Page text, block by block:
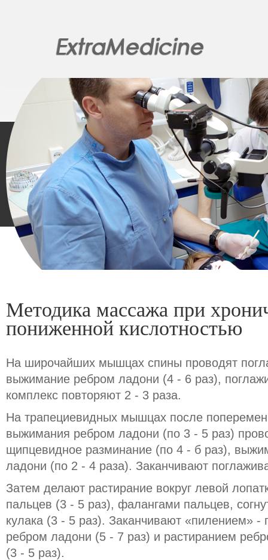
Методика массажа при
пониженной кислотностью
На широчайших мышцах спины проводят
выжимание ребром ладони (4 - 6 раз),
комплекс повторяют 2 - 3 раза.
На трапециевидных мышцах после
выжимания ребром ладони (по 3 - 5 раз)
щипцевидное разминание (по 4 - б раз),
ладони (по 2 - 4 раза). Заканчивают
Затем делают растирание вокруг левой
пальцев (3 - 5 раз), фалангами пальцев,
кулака (3 - 5 раз). Заканчивают «пилением»
ребром ладони (5 - 7 раз) и растиранием
(3 - 5 раз).